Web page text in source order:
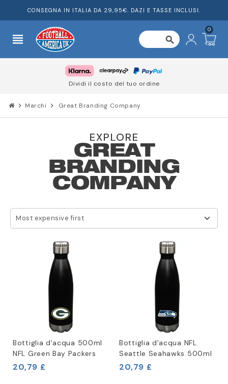
CONSEGNA IN ITALIA DA 29,95€. DAZI E TASSE INCLUSI.
view_headline search
0
Dividi il costo del tuo ordine
chevron_right Marchi chevron_right Great Branding Company
EXPLORE
GREAT
BRANDING
COMPANY
Most expensive first
Bottiglia d'acqua 500ml
NFL Green Bay Packers
20,79 £
Bottiglia d'acqua NFL
Seattle Seahawks 500ml
20,79 £